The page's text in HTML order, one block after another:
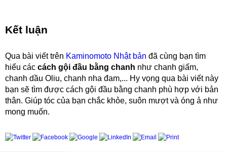
Kết luận
Qua bài viết trên Kaminomoto Nhật bản đã cùng bạn tìm
hiểu các cách gội đầu bằng chanh như chanh giấm,
chanh dầu Oliu, chanh nha đam,... Hy vọng qua bài viết này
bạn sẽ tìm được cách gội đầu bằng chanh phù hợp với bản
thân. Giúp tóc của bạn chắc khỏe, suôn mượt và óng ả như
mong muốn.